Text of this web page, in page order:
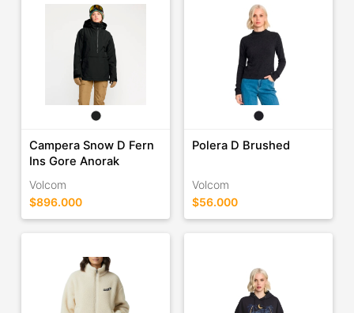
Campera Snow D Fern
Ins Gore Anorak
Volcom
$896.000
Polera D Brushed
Volcom
$56.000